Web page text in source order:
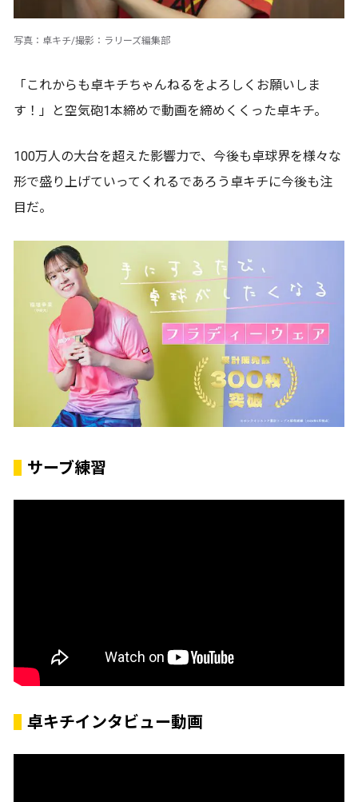
写真：卓キチ/撮影：ラリーズ編集部
「これからも卓キチちゃんねるをよろしくお願いしま
す！」と空気砲1本締めで動画を締めくくった卓キチ。
100万人の大台を超えた影響力で、今後も卓球界を様々な
形で盛り上げていってくれるであろう卓キチに今後も注
目だ。
サーブ練習
卓キチインタビュー動画